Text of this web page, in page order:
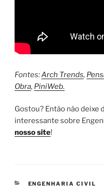
Fontes:Arch Trends,
Obra, PiniWeb.
Gostou? Então não
interessante sobre
nosso site!
CATEGORIAS
ENGENHARIA CIVIL